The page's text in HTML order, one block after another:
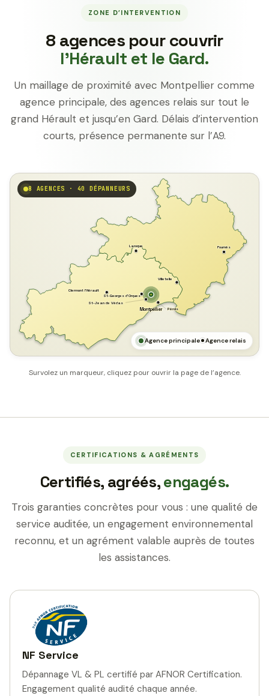
ZONE D’INTERVENTION
8 agences pour couvrir
l’Hérault et le Gard.
Un maillage de proximité avec Montpellier comme
agence principale, des agences relais sur tout le
grand Hérault et jusqu’en Gard. Délais d’intervention
courts, présence permanente sur l’A9.
Montpellier Pérols
Laroque Fournès
Villetelle
St-Georges d'Orques
Clermont l'Hérault
St-Jean de Védas
8 AGENCES · 40 DÉPANNEURS
Agence principale Agence relais
Survolez un marqueur, cliquez pour ouvrir la page de l’agence.
CERTIFICATIONS & AGRÉMENTS
Certifiés, agréés,engagés.
Trois garanties concrètes pour vous : une qualité de
service auditée, un engagement environnemental
reconnu, et un agrément valable auprès de toutes
les assistances.
NF Service
Dépannage VL & PL certifié par AFNOR Certification.
Engagement qualité audité chaque année.